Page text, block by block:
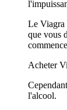
Le Viagra
que vous
Acheter
l'alcool.